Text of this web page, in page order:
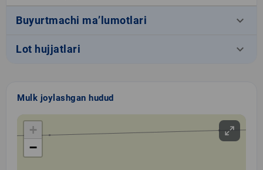
Buyurtmachi ma’lumotlari keyboard_arrow_down
Lot hujjatlari keyboard_arrow_down
Mulk joylashgan hudud
+
−